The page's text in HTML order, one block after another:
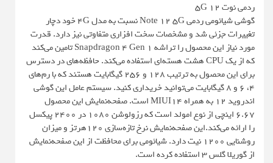
ردمی نوت 12 5G
گوشی شیائومی ردمی Note 12 5G نسبت به مدل 4G خود دچار
تغییرات جزئی شد و مشخصات سخت افزاری متفاوتی نیز دارد. قدرت
مورد نیاز این محصول را تراشه Snapdragon 4 Gen 1 تامین می‌کند
که از یک CPU هشت هسته‌ای استفاده می‌کند. حافظه‌های در دسترس
برای این محصول به ترتیب 128 و 256 گیگابایت هستند که با رم‌های
4، 6 و 8 گیگابایت می‌توانید خریداری کنید. سیستم عامل این گوشی
اندروید 12 به همراه MIUI14 است. صفحه‌نمایش این محصول
6.67 اینچی از نوع امولد است که رزولوشن 1080 در 2400 پیکسل
را ارائه می‌کند.این صفحه‌نمایش نرخ تازه‌سازی 120هرتز و میزان
روشنایی 1200 نیت دارد. شیائومی برای محافظت از این صفحه‌نمایش
از گوریلا گلس 3 استفاده کرده است.